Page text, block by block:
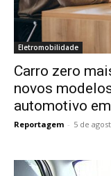
Eletromobilidade
Carro zero
novos
automotivo
Reportagem - 5 de